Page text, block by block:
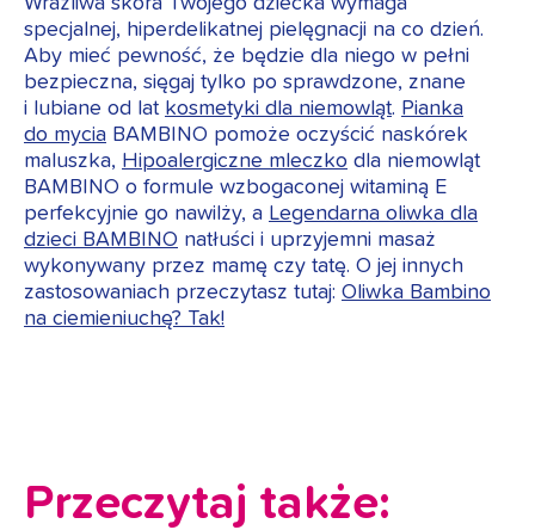
specjalnej, hiperdelikatnej pielęgnacji na co dzień.
Aby mieć pewność, że będzie dla niego w pełni
bezpieczna, sięgaj tylko po sprawdzone, znane
i lubiane od lat kosmetyki dla niemowląt. Pianka
do mycia BAMBINO pomoże oczyścić naskórek
maluszka, Hipoalergiczne mleczko dla niemowląt
BAMBINO o formule wzbogaconej witaminą E
perfekcyjnie go nawilży, a Legendarna oliwka dla
dzieci BAMBINO natłuści i uprzyjemni masaż
wykonywany przez mamę czy tatę. O jej innych
zastosowaniach przeczytasz tutaj: Oliwka Bambino
na ciemieniuchę? Tak!
Przeczytaj także: